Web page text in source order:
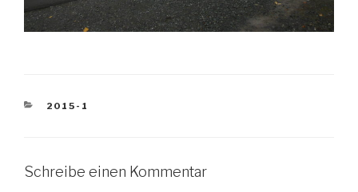
KATEGORIEN
2015-1
Schreibe einen Kommentar